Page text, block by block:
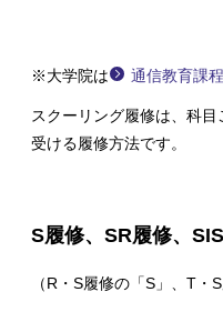
※大学院は 通信教育課
スクーリング履修は、科
受ける履修方法です。
S履修、SR履修、
（R・S履修の「S」、T・